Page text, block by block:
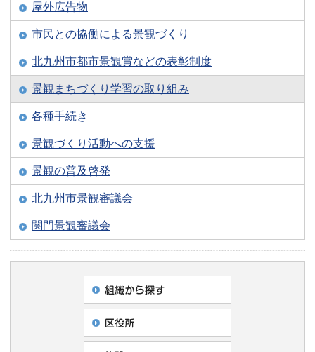
屋外広告物
市民との協働による景観づくり
北九州市都市景観賞などの表彰制度
景観まちづくり学習の取り組み
各種手続き
景観づくり活動への支援
景観の普及啓発
北九州市景観審議会
関門景観審議会